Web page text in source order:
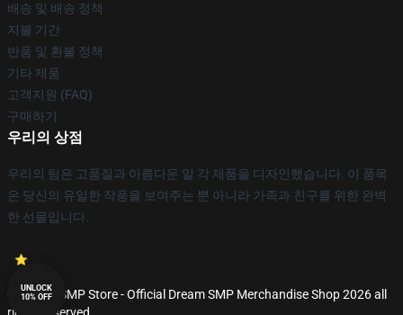
배송 및 배송 정책
지불 기간
반품 및 환불 정책
기타 제품
고객지원 (FAQ)
구매하기
우리의 상점
우리의 팀은 고품질과 아름다운 일 각 제품을 디자인했습니다. 이 품목
은 당신의 유일한 작풍을 보여주는 뿐 아니라 가족과 친구를 위한 완벽
한 선물입니다.
© Dream SMP Store - Official Dream SMP Merchandise Shop 2026 all
UNLOCK
10% OFF